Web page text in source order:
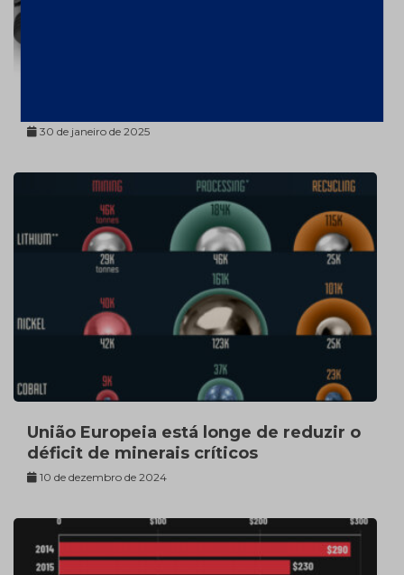
30 de janeiro de 2025
União Europeia está longe de reduzir o
déficit de minerais críticos
10 de dezembro de 2024